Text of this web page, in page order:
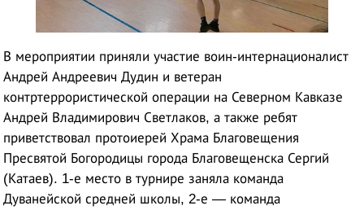
В мероприятии приняли участие воин-интернационалист
Андрей Андреевич Дудин и ветеран
контртеррористической операции на Северном Кавказе
Андрей Владимирович Светлаков, а также ребят
приветствовал протоиерей Храма Благовещения
Пресвятой Богородицы города Благовещенска Сергий
(Катаев). 1-е место в турнире заняла команда
Дуванейской средней школы, 2-е — команда